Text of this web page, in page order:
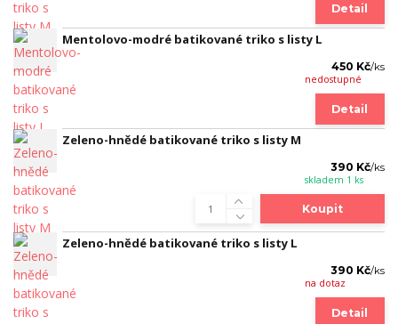
Detail
Mentolovo-modré batikované triko s listy L
450 Kč/ks
nedostupné
Detail
Zeleno-hnědé batikované triko s listy M
390 Kč/ks
skladem 1 ks
Koupit
Zeleno-hnědé batikované triko s listy L
390 Kč/ks
na dotaz
Detail